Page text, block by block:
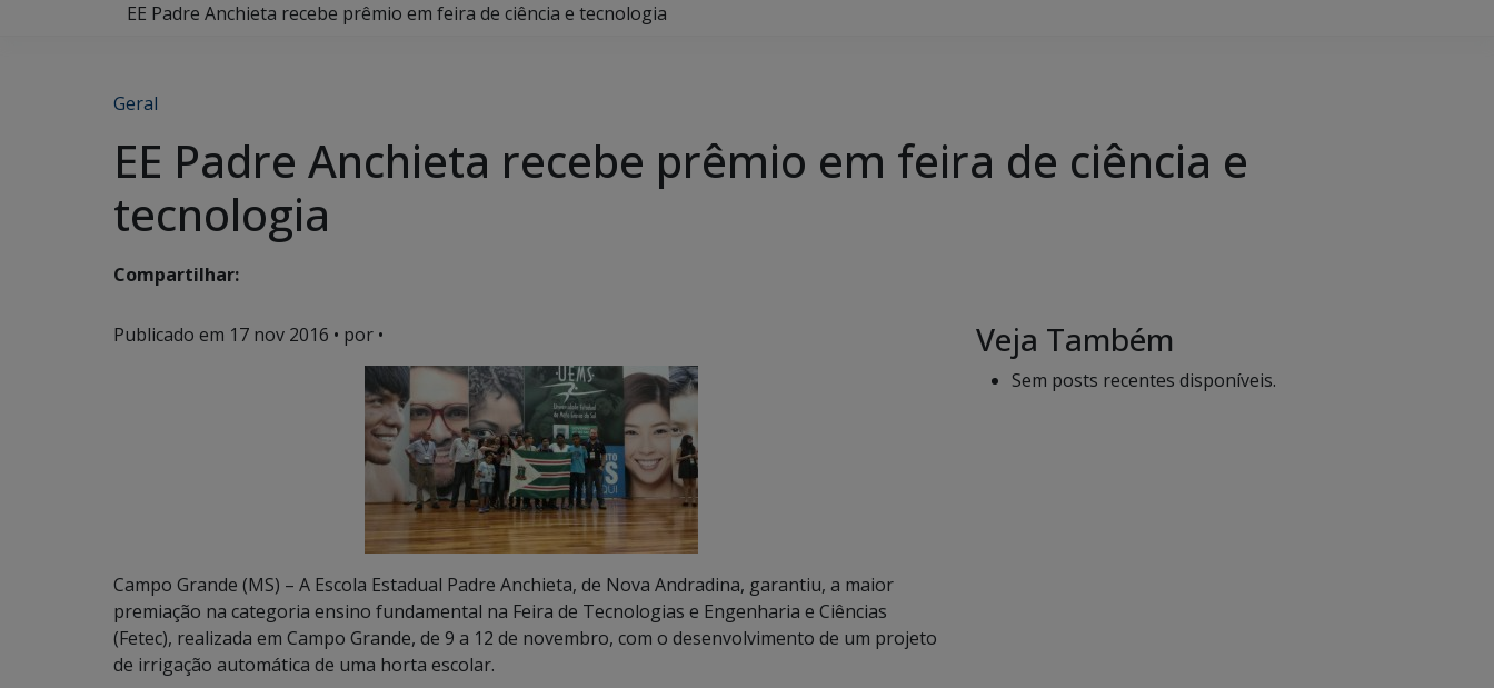
EE Padre Anchieta recebe prêmio em feira de ciência e tecnologia
Geral
EE Padre Anchieta recebe prêmio em feira de ciência e
tecnologia
Compartilhar:
Publicado em 17 nov 2016 • por •
Campo Grande (MS) – A Escola Estadual Padre Anchieta, de Nova Andradina, garantiu, a maior
premiação na categoria ensino fundamental na Feira de Tecnologias e Engenharia e Ciências
(Fetec), realizada em Campo Grande, de 9 a 12 de novembro, com o desenvolvimento de um projeto
de irrigação automática de uma horta escolar.
Veja Também
Sem posts recentes disponíveis.